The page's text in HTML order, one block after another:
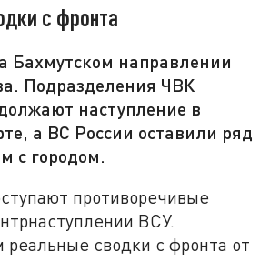
с фронта
Бахмутском направлении
Подразделения ЧВК
наступление в
а ВС России оставили ряд
с городом.
противоречивые
ВСУ.
реальные сводки с фронта от